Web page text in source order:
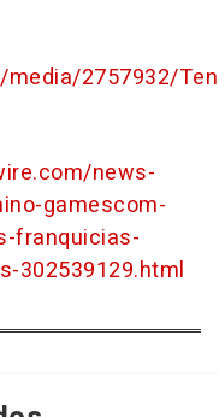
2757932/
news-
gamescom-
franquicias-
302539129.html